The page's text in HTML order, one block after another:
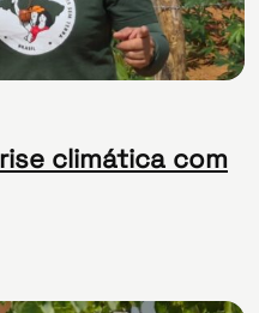
climática com